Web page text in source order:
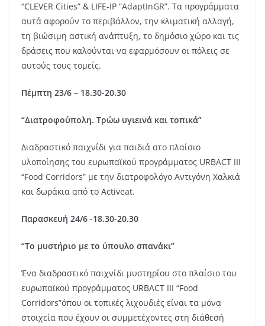
“CLEVER Cities” & LIFE-IP “AdaptInGR”. Τα προγράμματα
αυτά αφορούν το περιβάλλον, την κλιματική αλλαγή,
τη βιώσιμη αστική ανάπτυξη, το δημόσιο χώρο και τις
δράσεις που καλούνται να εφαρμόσουν οι πόλεις σε
αυτούς τους τομείς.
Πέμπτη 23/6 – 18.30-20.30
“Διατροφούπολη. Τρώω υγιεινά και τοπικά”
Διαδραστικό παιχνίδι για παιδιά στο πλαίσιο
υλοποίησης του ευρωπαϊκού προγράμματος URBACT III
“Food Corridors” με την διατροφολόγο Αντιγόνη Χαλκιά
και δωράκια από το Activeat.
Παρασκευή 24/6 -18.30-20.30
“Το μυστήριο με το ύπουλο σπανάκι”
Ένα διαδραστικό παιχνίδι μυστηρίου στο πλαίσιο του
ευρωπαϊκού προγράμματος URBACT III “Food
Corridors”όπου οι τοπικές λιχουδιές είναι τα μόνα
στοιχεία που έχουν οι συμμετέχοντες στη διάθεσή